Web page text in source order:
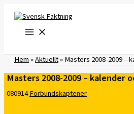
innehåll
Hem»Aktuellt»Masters 2008-2009 –
Masters 2008-2009 – kalender
080914Förbundskaptener